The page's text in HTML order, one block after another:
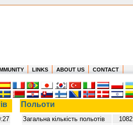
LINKS ABOUT US CONTACT
Польоти
Загальна кількість польотів
1082